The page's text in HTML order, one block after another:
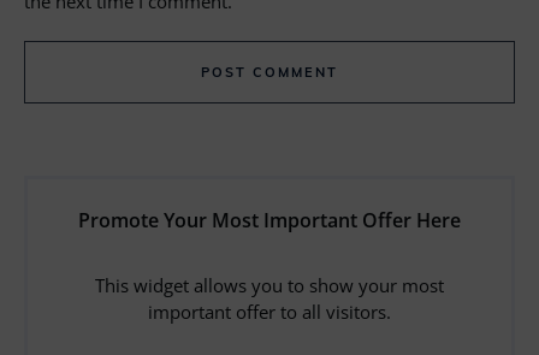
POST COMMENT
Promote Your Most Important Offer Here
This widget allows you to show your most
important offer to all visitors.